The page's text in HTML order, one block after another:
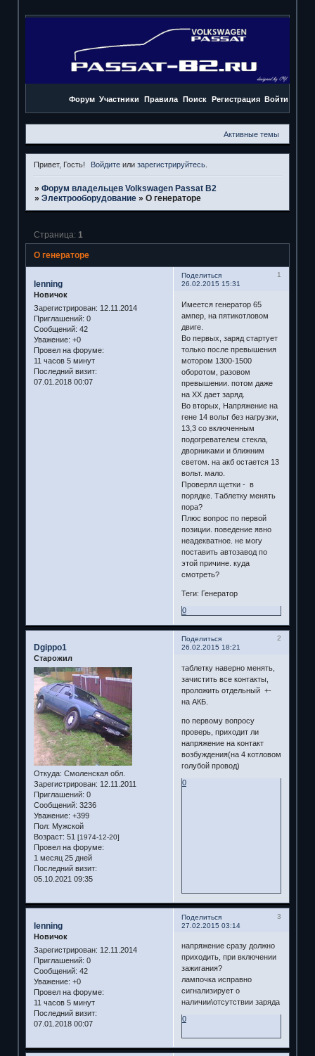
Форум Участники Правила Поиск Регистрация Войти
Активные темы
Привет, Гость! Войдите илизарегистрируйтесь
» Форум владельцев Volkswagen Passat B2
» Электрооборудование » О генераторе
О генераторе
Страница: 1
Поделиться
1
26.02.2015 15:31
lenning
Новичок
Зарегистрирован: 12.11.2014
Приглашений: 0
Сообщений: 42
Уважение: +0
Провел на форуме:
11 часов 5 минут
Последний визит:
07.01.2018 00:07
Имеется генератор 65
ампер, на пятикотловом
двиге.
Во первых, заряд стартует
только после превышения
мотором 1300-1500
оборотом, разовом
превышении. потом даже
на ХХ дает заряд.
Во вторых, Напряжение на
гене 14 вольт без нагрузки,
13,3 со включенным
подогревателем стекла,
дворниками и ближним
светом. на акб остается 13
вольт. мало.
Проверял щетки - в
порядке. Таблетку менять
пора?
Плюс вопрос по первой
позиции. поведение явно
неадекватное. не могу
поставить автозавод по
этой причине. куда
смотреть?
Теги: Генератор
0
Поделиться
2
26.02.2015 18:21
Dgippo1
Старожил
Откуда: Смоленская обл.
Зарегистрирован: 12.11.2011
Приглашений: 0
Сообщений: 3236
Уважение: +399
Пол: Мужской
Возраст: 51 [1974-12-20]
Провел на форуме:
1 месяц 25 дней
Последний визит:
05.10.2021 09:35
таблетку наверно менять,
зачистить все контакты,
проложить отдельный +-
на АКБ.
по первому вопросу
проверь, приходит ли
напряжение на контакт
возбуждения(на 4 котловом
голубой провод)
0
Поделиться
3
27.02.2015 03:14
lenning
Новичок
Зарегистрирован: 12.11.2014
Приглашений: 0
Сообщений: 42
Уважение: +0
Провел на форуме:
11 часов 5 минут
Последний визит:
07.01.2018 00:07
напряжение сразу должно
приходить, при включении
зажигания?
лампочка исправно
сигнализирует о
наличии\отсутствии заряда
0